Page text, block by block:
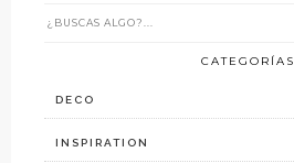
CATEGORÍAS
DECO
INSPIRATION